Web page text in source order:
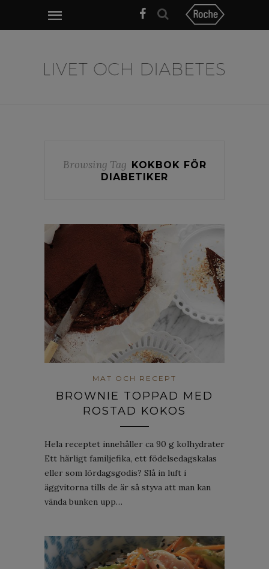
Browsing Tag KOKBOK FÖR
DIABETIKER
MAT OCH RECEPT
BROWNIE TOPPAD MED
ROSTAD KOKOS
Hela receptet innehåller ca 90 g kolhydrater
Ett härligt familjefika, ett födelsedagskalas
eller som lördagsgodis? Slå in luft i
äggvitorna tills de är så styva att man kan
vända bunken upp…